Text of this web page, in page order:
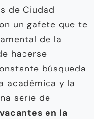
de Ciudad
un gafete que te
de la
hacerse
búsqueda
académica y la
serie de
vacantes en la